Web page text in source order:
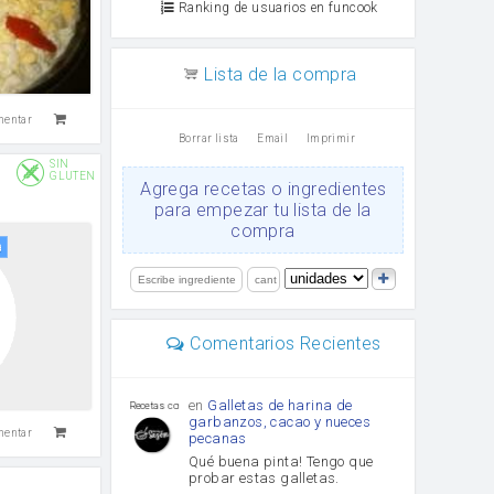
SIN
GLUTEN
Ranking de usuarios en funcook
Lista de la compra
Borrar lista Email Imprimir
Agrega recetas o ingredientes
para empezar tu lista de la
compra
Comentarios Recientes
Recetas con sazon
en Galletas de harina de
garbanzos, cacao y nueces
pecanas
Qué buena pinta! Tengo que
probar estas galletas.